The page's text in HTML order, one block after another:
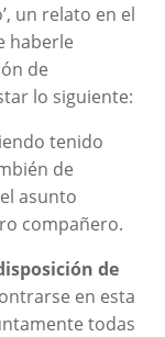
un relato en el
haberle
de
lo siguiente:
tenido
de
asunto
compañero.
de
en esta
todas